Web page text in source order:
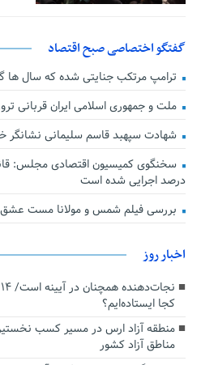
گفتگو اختصاصی صبح اقتصاد
ترامپ مرتکب جنایتی شده که سال ها
ملت و جمهوری اسلامی ایران قربانی
شهادت سپهبد قاسم سلیمانی نشانگر
درصد اجرایی شده است
بررسی فیلم شمس و مولانا مست عشق
اخبار روز
کجا ایستاده‌ایم؟
منطقه آزاد ارس در مسیر کسب
مناطق آزاد کشور